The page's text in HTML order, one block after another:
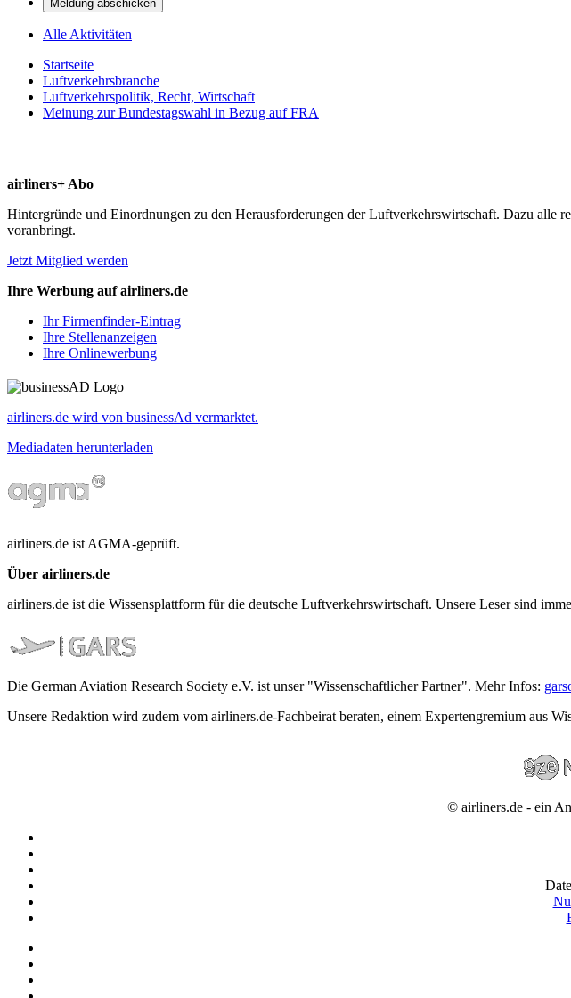
Meldung abschicken
Alle Aktivitäten
Startseite
Luftverkehrsbranche
Luftverkehrspolitik, Recht, Wirtschaft
Meinung zur Bundestagswahl in Bezug auf FRA
airliners+ Abo
Hintergründe und Einordnungen zu den Herausforderungen der Luftverkehrswirtschaft. Dazu alle
voranbringt.
Jetzt Mitglied werden
Ihre Werbung auf airliners.de
Ihr Firmenfinder-Eintrag
Ihre Stellenanzeigen
Ihre Onlinewerbung
airliners.de wird von businessAd vermarktet.
Mediadaten herunterladen
airliners.de ist AGMA-geprüft.
Über airliners.de
airliners.de ist die Wissensplattform für die deutsche Luftverkehrswirtschaft. Unsere Leser sind
Die German Aviation Research Society e.V. ist unser "Wissenschaftlicher Partner". Mehr Infos:
Unsere Redaktion wird zudem vom airliners.de-Fachbeirat beraten, einem Expertengremium aus
© airliners.de - ein